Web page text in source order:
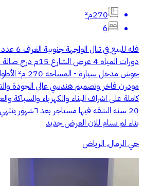
270م²
6
دورات المياه 4 عرض
مودرن فاخر وتصميم هندسي عالي الجودة
20 سنة الشقه فيها
بناء لم تسام للان العرض جديد
حي الرمال, الرياض